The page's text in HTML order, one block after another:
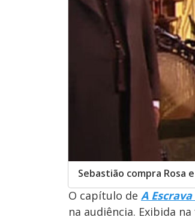
Sebastião compra Rosa
O capítulo de A
na audiência. Exibida